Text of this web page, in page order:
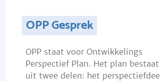
OPP Gesprek
OPP staat voor Ontwikkelings
Perspectief Plan. Het plan bestaat
uit twee delen: het perspectiefdeel